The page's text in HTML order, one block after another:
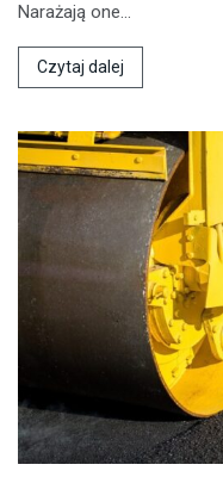
Narażają one…
Czytaj dalej